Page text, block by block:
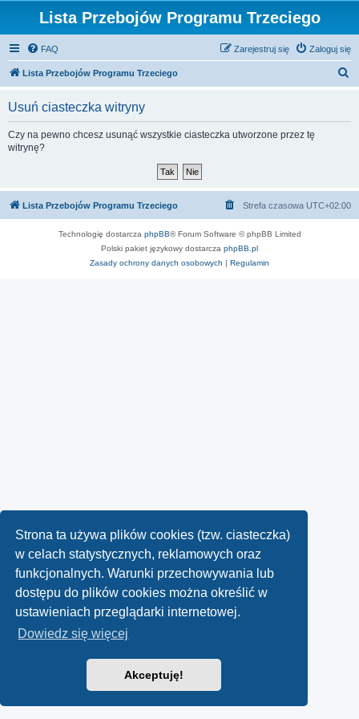
Strona ta używa plików cookies (tzw. ciasteczka)
w celach statystycznych, reklamowych oraz
funkcjonalnych. Warunki przechowywania lub
dostępu do plików cookies można określić w
ustawieniach przeglądarki internetowej.
Dowiedz się więcej
Akceptuję!
Lista Przebojów Programu Trzeciego
FAQ Zaloguj się
Zarejestruj się
Lista Przebojów Programu Trzeciego
Usuń ciasteczka witryny
Czy na pewno chcesz usunąć wszystkie ciasteczka utworzone przez tę
witrynę?
Lista Przebojów Programu Trzeciego Strefa czasowa UTC+02:00
Technologię dostarcza phpBB® Forum Software © phpBB Limited
Polski pakiet językowy dostarcza phpBB.pl
Zasady ochrony danych osobowych | Regulamin